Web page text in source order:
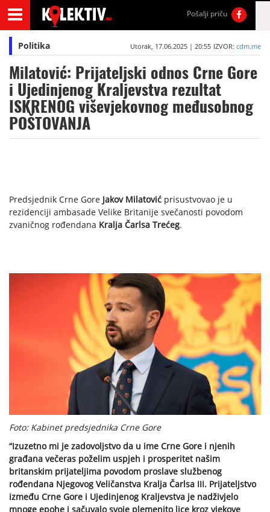
Pošalji priču
Politika Utorak, 17.06.2025 | 20:55 IZVOR: cdm.me
Milatović: Prijateljski odnos Crne Gore
i Ujedinjenog Kraljevstva rezultat
ISKRENOG viševjekovnog međusobnog
POŠTOVANJA
Predsjednik Crne Gore Jakov Milatović prisustvovao je u
rezidenciji ambasade Velike Britanije svečanosti povodom
zvaničnog rođendana Kralja Čarlsa Trećeg.
Foto: Kabinet predsjednika Crne Gore
“Izuzetno mi je zadovoljstvo da u ime Crne Gore i njenih
građana večeras poželim uspjeh i prosperitet našim
britanskim prijateljima povodom proslave službenog
rođendana Njegovog Veličanstva Kralja Čarlsa III. Prijateljstvo
između Crne Gore i Ujedinjenog Kraljevstva je nadživjelo
mnoge epohe i sačuvalo svoje plemenito lice kroz vjekove